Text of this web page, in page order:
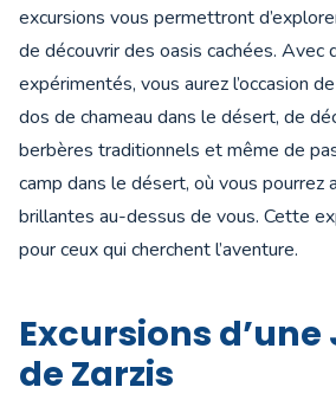
excursions vous permettront
de découvrir des oasis cachées. Avec
expérimentés, vous aurez l’occasion
dos de chameau dans le désert, de
berbères traditionnels et même de
camp dans le désert, où vous pourrez
brillantes au-dessus de vous. Cette
pour ceux qui cherchent l’aventure.
Excursions
de Zarzis